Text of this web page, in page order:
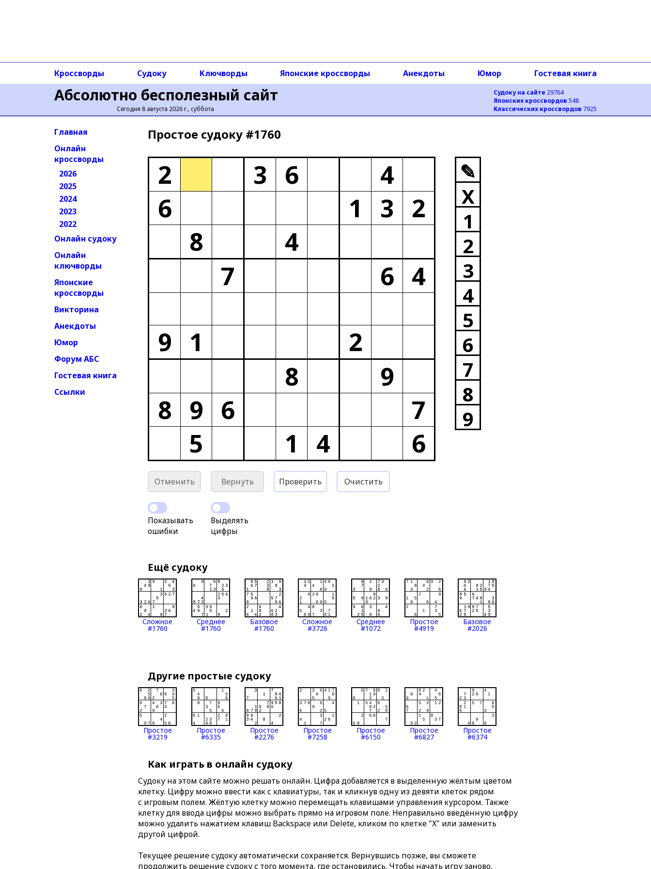
Абсолютно бесполезный сайт
Сегодня 8 августа 2026 г., суббота
Судоку на сайте 29764
Японских кроссвордов 548
Классических кроссвордов 7925
Кроссворды Судоку Ключворды Японские кроссворды Анекдоты Юмор Гостевая книга
Главная
Онлайн
кроссворды
2026
2025
2024
2023
2022
Онлайн судоку
Онлайн
ключворды
Японские
кроссворды
Викторина
Анекдоты
Юмор
Форум АБС
Гостевая книга
Ссылки
Простое cудоку #1760
2 3 6
4
6
1 3
2
8
4
7
6 4
9
1
2
8
9
8 9 6
7
5
1 4 6
✎
X
1
2
3
4
5
6
7
8
9
Отменить Вернуть Проверить Очистить
Показывать
ошибки
Выделять
цифры
Ещё судоку
Сложное
#1760
Среднее
#1760
Базовое
#1760
Сложное
#3726
Среднее
#1072
Простое
#4919
Базовое
#2026
Другие простые судоку
Простое
#3219
Простое
#6335
Простое
#2276
Простое
#7258
Простое
#6150
Простое
#6827
Простое
#6374
Как играть в онлайн судоку
Судоку на этом сайте можно решать онлайн. Цифра добавляется в выделенную жёлтым цветом
клетку. Цифру можно ввести как с клавиатуры, так и кликнув одну из девяти клеток рядом
с игровым полем. Жёлтую клетку можно перемещать клавишами управления курсором. Также
клетку для ввода цифры можно выбрать прямо на игровом поле. Неправильно введённую цифру
можно удалить нажатием клавиш Backspace или Delete, кликом по клетке "X" или заменить
другой цифрой.
Текущее решение судоку автоматически сохраняется. Вернувшись позже, вы сможете
продолжить решение судоку с того момента, где остановились. Чтобы начать игру заново,